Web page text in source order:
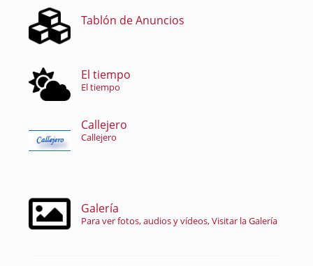
Tablón de Anuncios
El tiempo
El tiempo
Callejero
Callejero
Galería
Para ver fotos, audios y vídeos, Visitar la Galería